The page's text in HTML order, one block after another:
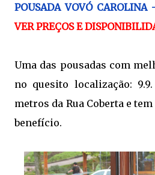
POUSADA VOVÓ CAROLINA
VER PREÇOS E
Uma das pousadas com
no quesito localização:
metros da Rua Coberta e
benefício.